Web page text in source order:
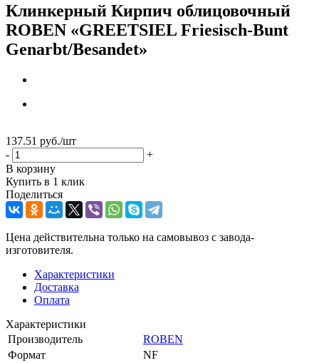
Клинкерный Кирпич облицовочный
ROBEN «GREETSIEL Friesisch-Bunt
Genarbt/Besandet»
137.51 руб./шт
-
+
В корзину
Купить в 1 клик
Поделиться
Цена действительна только на самовывоз с завода-
изготовителя.
Характеристики
Доставка
Оплата
Характеристики
Производитель
ROBEN
Формат
NF